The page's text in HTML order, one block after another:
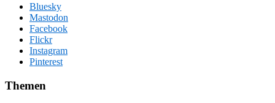
Bluesky
Mastodon
Facebook
Flickr
Instagram
Pinterest
Themen